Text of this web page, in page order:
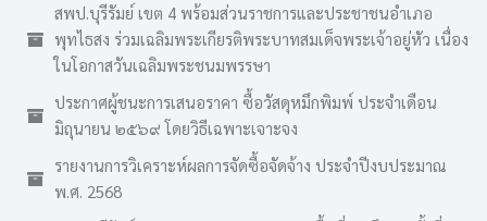
สพป.บุรีรัมย์ เขต 4 พร้อมส่วนราชการและประชาชนอำเภอ
พุทไธสง ร่วมเฉลิมพระเกียรติพระบาทสมเด็จพระเจ้าอยู่หัว เนื่อง
ในโอกาสวันเฉลิมพระชนมพรรษา
ประกาศผู้ชนะการเสนอราคา ซื้อวัสดุหมึกพิมพ์ ประจำเดือน
มิถุนายน ๒๕๖๙ โดยวิธีเฉพาะเจาะจง
รายงานการวิเคราะห์ผลการจัดซื้อจัดจ้าง ประจำปีงบประมาณ
พ.ศ. 2568